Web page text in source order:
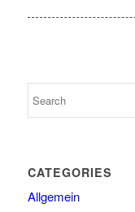
CATEGORIES
Allgemein